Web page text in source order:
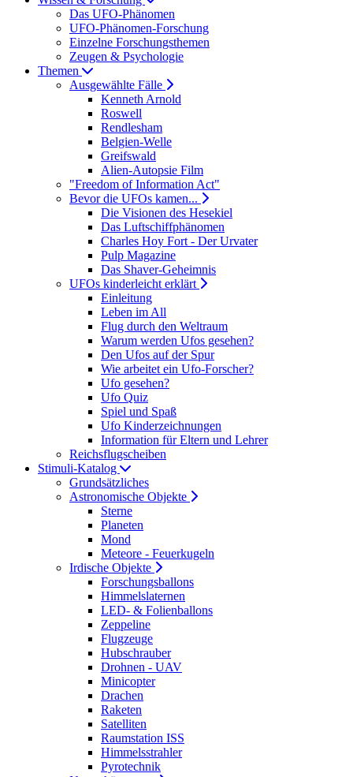
Das UFO-Phänomen
UFO-Phänomen-Forschung
Einzelne Forschungsthemen
Zeugen & Psychologie
Themen
Ausgewählte Fälle
Kenneth Arnold
Roswell
Rendlesham
Belgien-Welle
Greifswald
Alien-Autopsie Film
"Freedom of Information Act"
Bevor die UFOs kamen...
Die Visionen des Hesekiel
Das Luftschiffphänomen
Charles Hoy Fort - Der Urvater
Pulp Magazine
Das Shaver-Geheimnis
UFOs kinderleicht erklärt
Einleitung
Leben im All
Flug durch den Weltraum
Warum werden Ufos gesehen?
Den Ufos auf der Spur
Wie arbeitet ein Ufo-Forscher?
Ufo gesehen?
Ufo Quiz
Spiel und Spaß
Ufo Kinderzeichnungen
Information für Eltern und Lehrer
Reichsflugscheiben
Stimuli-Katalog
Grundsätzliches
Astronomische Objekte
Sterne
Planeten
Mond
Meteore - Feuerkugeln
Irdische Objekte
Forschungsballons
Himmelslaternen
LED- & Folienballons
Zeppeline
Flugzeuge
Hubschrauber
Drohnen - UAV
Minicopter
Drachen
Raketen
Satelliten
Raumstation ISS
Himmelsstrahler
Pyrotechnik